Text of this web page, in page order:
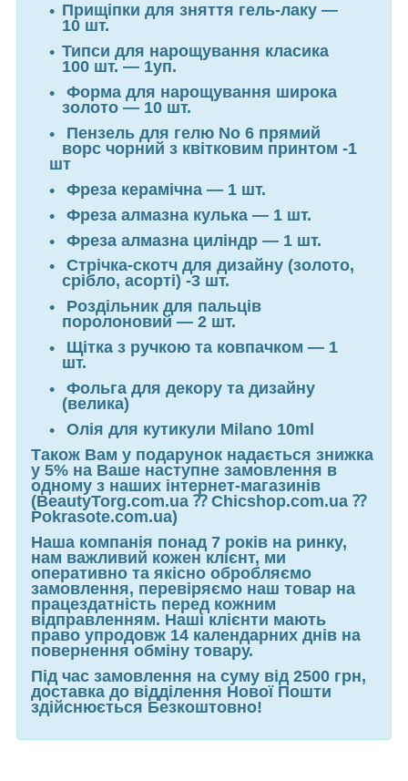
Прищіпки для зняття гель-лаку —
10 шт.
Типси для нарощування класика
100 шт. — 1уп.
Форма для нарощування широка
золото — 10 шт.
Пензель для гелю No 6 прямий
ворс чорний з квітковим принтом -1
шт
Фреза керамічна — 1 шт.
Фреза алмазна кулька — 1 шт.
Фреза алмазна циліндр — 1 шт.
Стрічка-скотч для дизайну (золото,
срібло, асорті) -3 шт.
Роздільник для пальців
поролоновий — 2 шт.
Щітка з ручкою та ковпачком — 1
шт.
Фольга для декору та дизайну
(велика)
Олія для кутикули Milano 10ml
Також Вам у подарунок надається знижка
у 5% на Ваше наступне замовлення в
одному з наших інтернет-магазинів
(BeautyTorg.com.ua ⁇ Chicshop.com.ua ⁇
Pokrasote.com.ua)
Наша компанія понад 7 років на ринку,
нам важливий кожен клієнт, ми
оперативно та якісно обробляємо
замовлення, перевіряємо наш товар на
працездатність перед кожним
відправленням. Наші клієнти мають
право упродовж 14 календарних днів на
повернення обміну товару.
Під час замовлення на суму від 2500 грн,
доставка до відділення Нової Пошти
здійснюється Безкоштовно!